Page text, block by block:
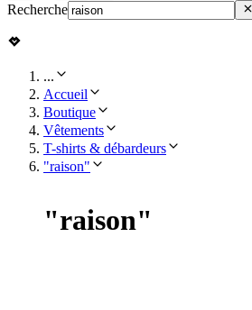
Recherche
...
Accueil
Boutique
Vêtements
T-shirts & débardeurs
"raison"
"raison"